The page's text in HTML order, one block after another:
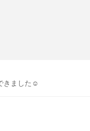
きました☺️